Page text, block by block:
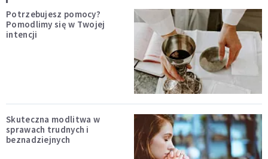
Potrzebujesz pomocy?
Pomodlimy się w Twojej
intencji
Skuteczna modlitwa w
sprawach trudnych i
beznadziejnych